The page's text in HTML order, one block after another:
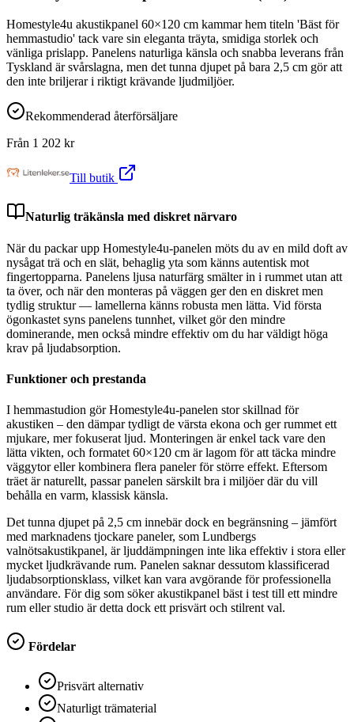
Homestyle4u akustikpanel 60×120 cm kammar hem titeln 'Bäst för
hemmastudio' tack vare sin eleganta träyta, smidiga storlek och
vänliga prislapp. Panelens naturliga känsla och snabba leverans från
Tyskland är svårslagna, men det tunna djupet på bara 2,5 cm gör att
den inte briljerar i riktigt krävande ljudmiljöer.
Rekommenderad återförsäljare
Från 1 202 kr
Till butik
Naturlig träkänsla med diskret närvaro
När du packar upp Homestyle4u-panelen möts du av en mild doft av
nysågat trä och en slät, behaglig yta som känns autentisk mot
fingertopparna. Panelens ljusa naturfärg smälter in i rummet utan att
ta över, och när den monteras på väggen ger den en diskret men
tydlig struktur — lamellerna känns robusta men lätta. Vid första
ögonkastet syns panelens tunnhet, vilket gör den mindre
dominerande, men också mindre effektiv om du har väldigt höga
krav på ljudabsorption.
Funktioner och prestanda
I hemmastudion gör Homestyle4u-panelen stor skillnad för
akustiken – den dämpar tydligt de värsta ekona och ger rummet ett
mjukare, mer fokuserat ljud. Monteringen är enkel tack vare den
lätta vikten, och formatet 60×120 cm är lagom för att täcka mindre
väggytor eller kombinera flera paneler för större effekt. Eftersom
träet är naturellt, passar panelen särskilt bra i miljöer där du vill
behålla en varm, klassisk känsla.
Det tunna djupet på 2,5 cm innebär dock en begränsning – jämfört
med marknadens tjockare paneler, som Lundbergs
valnötsakustikpanel, är ljuddämpningen inte lika effektiv i stora eller
mycket ljudkrävande rum. Panelen saknar dessutom klassificerad
ljudabsorptionsklass, vilket kan vara avgörande för professionella
användare. För dig som söker akustikpanel bäst i test till ett mindre
rum eller studio är detta dock ett prisvärt och stilrent val.
Fördelar
Prisvärt alternativ
Naturligt trämaterial